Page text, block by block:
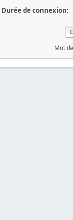
Durée de connexion:
Mot